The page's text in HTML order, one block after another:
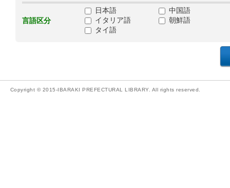
言語区分
日本語
中国語
イタリア語
朝鮮語
タイ語
Copyright © 2015-IBARAKI PREFECTURAL LIBRARY. All rights reserved.